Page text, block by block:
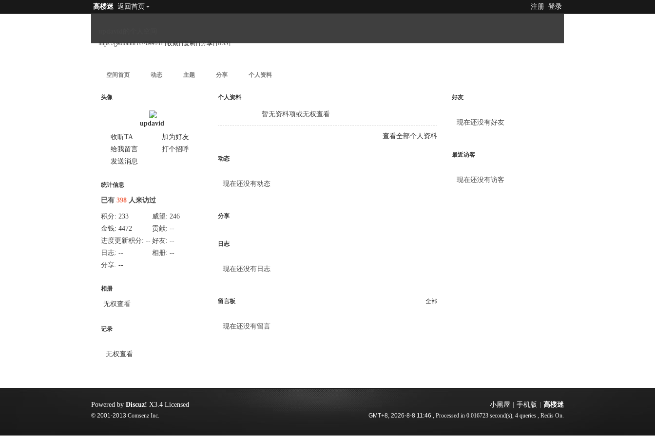
注册 登录
高楼迷 返回首页
https://gaoloumi.cc/?699141 [收藏] [复制] [分享] [RSS]
空间首页 动态 主题 分享 个人资料
头像
updavid
收听TA
加为好友
给我留言
打个招呼
发送消息
统计信息
已有 398 人来访过
积分: 233 威望: 246
金钱: 4472 贡献: --
进度更新积分: -- 好友: --
日志: -- 相册: --
分享: --
相册
无权查看
记录
无权查看
个人资料
暂无资料项或无权查看
查看全部个人资料
动态
现在还没有动态
分享
日志
现在还没有日志
留言板 全部
现在还没有留言
好友
现在还没有好友
最近访客
现在还没有访客
小黑屋 手机版 高楼迷
GMT+8, 2026-8-8 11:46 , Processed in 0.016723 second(s), 4 queries , Redis On.
Powered by Discuz! X3.4 Licensed
© 2001-2013 Comsenz Inc.